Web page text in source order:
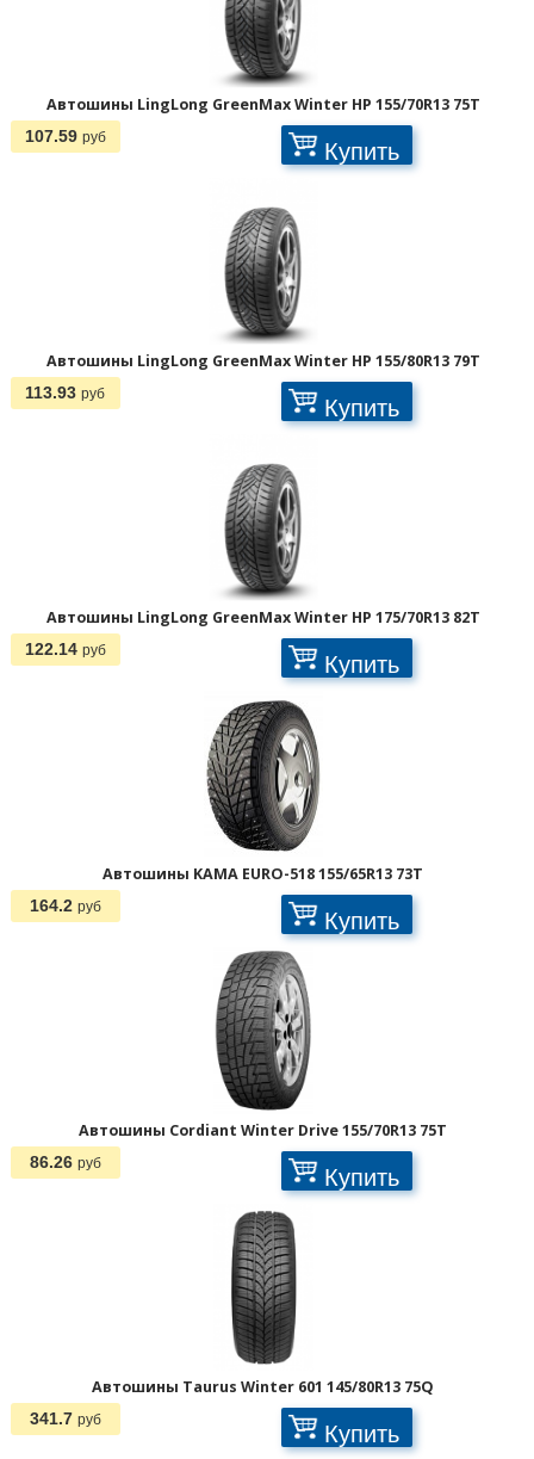
Автошины LingLong GreenMax Winter HP 155/70R13 75T
107.59 руб Купить
Автошины LingLong GreenMax Winter HP 155/80R13 79T
113.93 руб Купить
Автошины LingLong GreenMax Winter HP 175/70R13 82T
122.14 руб Купить
Автошины KAMA EURO-518 155/65R13 73T
164.2 руб Купить
Автошины Cordiant Winter Drive 155/70R13 75T
86.26 руб Купить
Автошины Taurus Winter 601 145/80R13 75Q
341.7 руб Купить
1 2 3